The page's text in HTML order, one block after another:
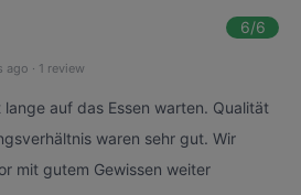
6/6
ago · 1 review
auf das Essen warten. Qualität
waren sehr gut. Wir
mit gutem Gewissen weiter